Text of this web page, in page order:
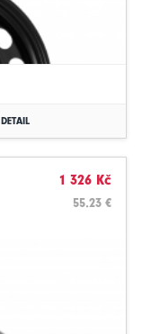
DETAIL
1 326 Kč
55.23 €